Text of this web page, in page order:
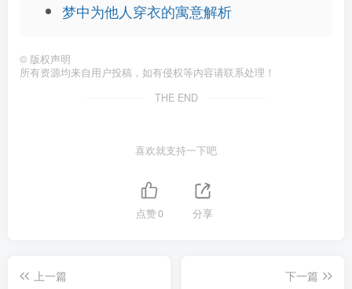
梦中为他人穿衣的寓意解析
© 版权声明
所有资源均来自用户投稿，如有侵权等内容请联系处理！
THE END
喜欢就支持一下吧
点赞0 分享
上一篇
下一篇